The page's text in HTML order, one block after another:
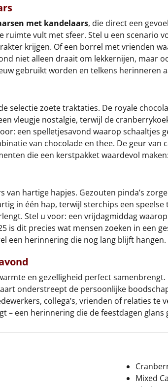
met kandelaars, die direct een
ruimte vult met sfeer. Stel u een
krijgen. Of een borrel met vrienden
niet alleen draait om lekkernijen, maar
gebruikt worden en telkens herinneren
selectie zoete traktaties. De royale
vleugje nostalgie, terwijl de
een spelletjesavond waarop schaaltjes
van chocolade en thee. De geur
die een kerstpakket waardevol
hartige hapjes. Gezouten pinda’s
in één hap, terwijl sterchips een
Stel u voor: een vrijdagmiddag
is dit precies wat mensen zoeken in een
een herinnering die nog lang blijft hangen.
en gezelligheid perfect
onderstreept de persoonlijke
collega’s, vrienden of relaties
– een herinnering die de feestdagen
Mixed